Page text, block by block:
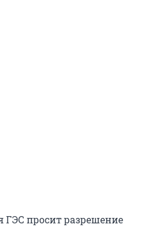
ГЭС просит разрешение